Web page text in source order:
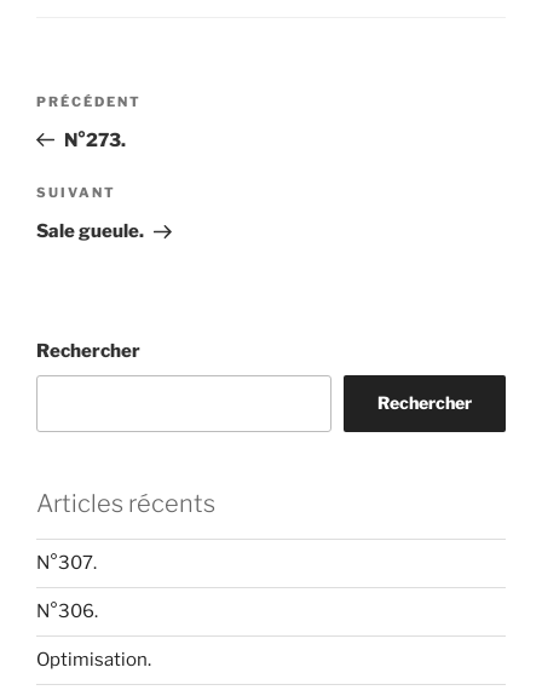
Navigation
l’article
Article
précédent
PRÉCÉDENT
N°273.
Article
suivant
SUIVANT
Sale gueule.
Rechercher
Rechercher
Articles récents
N°307.
N°306.
Optimisation.